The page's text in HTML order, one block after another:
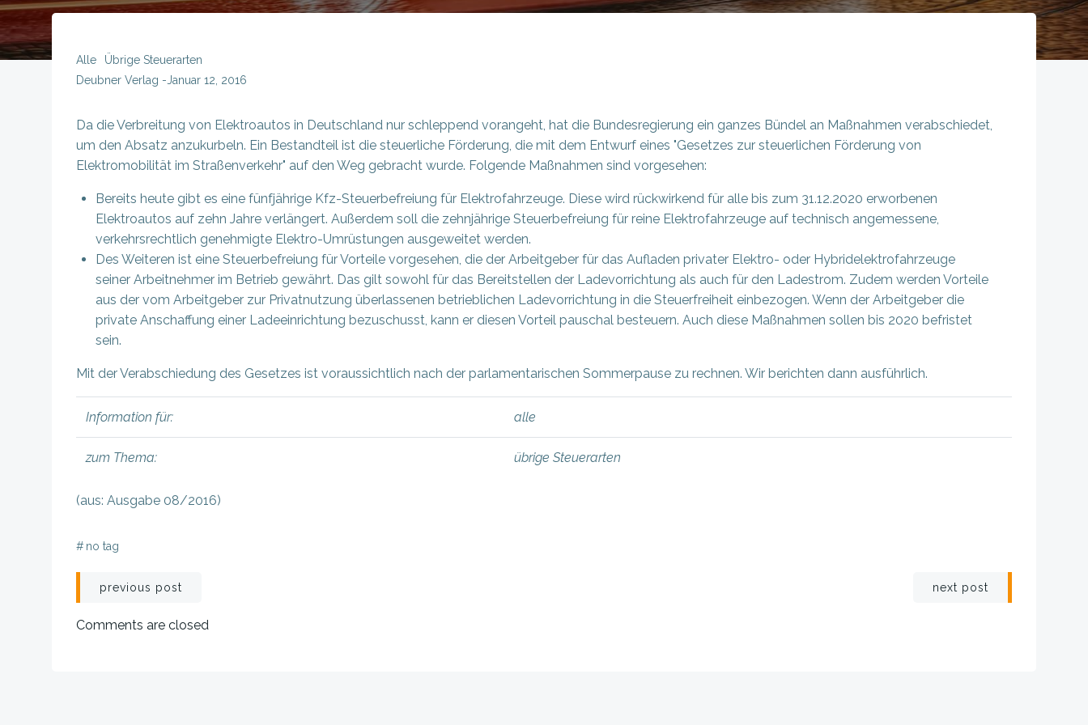
Alle
Übrige Steuerarten
Deubner Verlag -Januar 12, 2016
Da die Verbreitung von Elektroautos in Deutschland nur schleppend vorangeht, hat die Bundesregierung ein ganzes Bündel an Maßnahmen verabschiedet,
um den Absatz anzukurbeln. Ein Bestandteil ist die steuerliche Förderung, die mit dem Entwurf eines "Gesetzes zur steuerlichen Förderung von
Elektromobilität im Straßenverkehr" auf den Weg gebracht wurde. Folgende Maßnahmen sind vorgesehen:
Bereits heute gibt es eine fünfjährige Kfz-Steuerbefreiung für Elektrofahrzeuge. Diese wird rückwirkend für alle bis zum 31.12.2020 erworbenen
Elektroautos auf zehn Jahre verlängert. Außerdem soll die zehnjährige Steuerbefreiung für reine Elektrofahrzeuge auf technisch angemessene,
verkehrsrechtlich genehmigte Elektro-Umrüstungen ausgeweitet werden.
Des Weiteren ist eine Steuerbefreiung für Vorteile vorgesehen, die der Arbeitgeber für das Aufladen privater Elektro- oder Hybridelektrofahrzeuge
seiner Arbeitnehmer im Betrieb gewährt. Das gilt sowohl für das Bereitstellen der Ladevorrichtung als auch für den Ladestrom. Zudem werden Vorteile
aus der vom Arbeitgeber zur Privatnutzung überlassenen betrieblichen Ladevorrichtung in die Steuerfreiheit einbezogen. Wenn der Arbeitgeber die
private Anschaffung einer Ladeeinrichtung bezuschusst, kann er diesen Vorteil pauschal besteuern. Auch diese Maßnahmen sollen bis 2020 befristet
sein.
Mit der Verabschiedung des Gesetzes ist voraussichtlich nach der parlamentarischen Sommerpause zu rechnen. Wir berichten dann ausführlich.
Information für: alle
zum Thema: übrige Steuerarten
(aus: Ausgabe 08/2016)
# no tag
Beitragsnavigation
previous post next post
Comments are closed